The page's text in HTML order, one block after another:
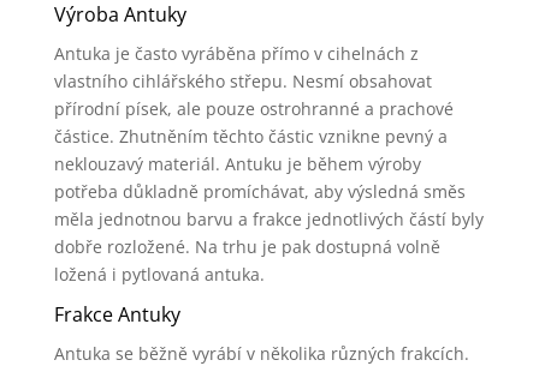
Výroba Antuky
Antuka je často vyráběna přímo v cihelnách z
vlastního cihlářského střepu. Nesmí obsahovat
přírodní písek, ale pouze ostrohranné a prachové
částice. Zhutněním těchto částic vznikne pevný a
neklouzavý materiál. Antuku je během výroby
potřeba důkladně promíchávat, aby výsledná směs
měla jednotnou barvu a frakce jednotlivých částí byly
dobře rozložené. Na trhu je pak dostupná volně
ložená i pytlovaná antuka.
Frakce Antuky
Antuka se běžně vyrábí v několika různých frakcích.